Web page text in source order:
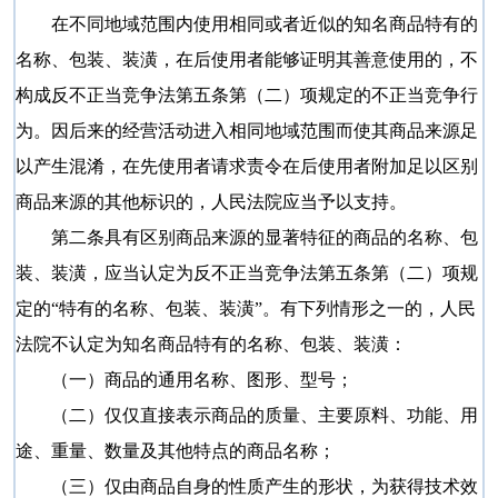
在不同地域范围内使用相同或者近似的知名商品特有的
名称、包装、装潢，在后使用者能够证明其善意使用的，不
构成反不正当竞争法第五条第（二）项规定的不正当竞争行
为。因后来的经营活动进入相同地域范围而使其商品来源足
以产生混淆，在先使用者请求责令在后使用者附加足以区别
商品来源的其他标识的，人民法院应当予以支持。
第二条具有区别商品来源的显著特征的商品的名称、包
装、装潢，应当认定为反不正当竞争法第五条第（二）项规
定的“特有的名称、包装、装潢”。有下列情形之一的，人民
法院不认定为知名商品特有的名称、包装、装潢：
（一）商品的通用名称、图形、型号；
（二）仅仅直接表示商品的质量、主要原料、功能、用
途、重量、数量及其他特点的商品名称；
（三）仅由商品自身的性质产生的形状，为获得技术效